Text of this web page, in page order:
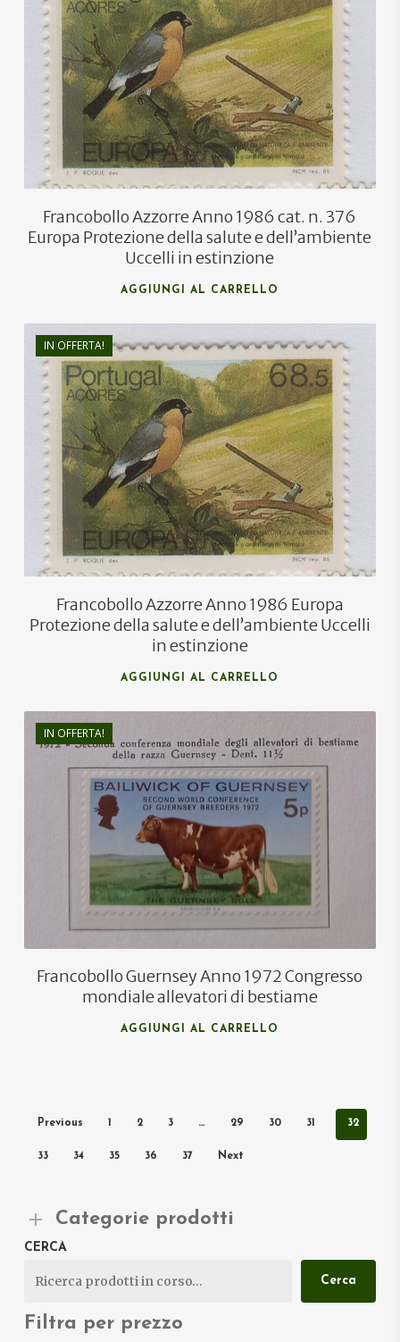
€1,50
€0,90
Francobollo Azzorre Anno 1986 cat. n. 376
Europa Protezione della salute e dell’ambiente
Uccelli in estinzione
AGGIUNGI AL CARRELLO
IN OFFERTA!
€1,50
€0,90
Francobollo Azzorre Anno 1986 Europa
Protezione della salute e dell’ambiente Uccelli
in estinzione
AGGIUNGI AL CARRELLO
IN OFFERTA!
€1,00
€0,60
Francobollo Guernsey Anno 1972 Congresso
mondiale allevatori di bestiame
AGGIUNGI AL CARRELLO
Previous 1 2 3 … 29 30 31 32
33 34 35 36 37 Next
Categorie prodotti
CERCA
Cerca
Filtra per prezzo